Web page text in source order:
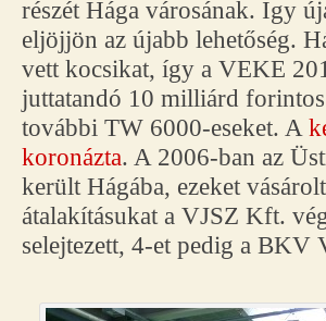
részét Hága városának. Így
eljöjjön az újabb lehetőség.
vett kocsikat, így a VEKE
juttatandó 10 milliárd
további TW 6000-eseket. A
koronázta. A 2006-ban az
került Hágába, ezeket
átalakításukat a VJSZ Kft.
selejtezett, 4-et pedig a BKV